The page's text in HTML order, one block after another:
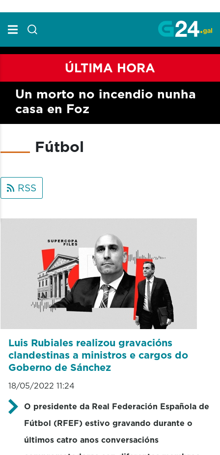
ÚLTIMA HORA
Un morto no incendio nunha
casa en Foz
Fútbol
RSS
Luis Rubiales realizou gravacións
clandestinas a ministros e cargos do
Goberno de Sánchez
18/05/2022 11:24
O presidente da Real Federación Española de
Fútbol (RFEF) estivo gravando durante o
últimos catro anos conversacións